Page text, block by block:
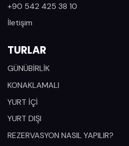
+90 542 425 38 10
İletişim
TURLAR
GÜNÜBİRLİK
KONAKLAMALI
YURT İÇİ
YURT DIŞI
REZERVASYON NASIL YAPILIR?